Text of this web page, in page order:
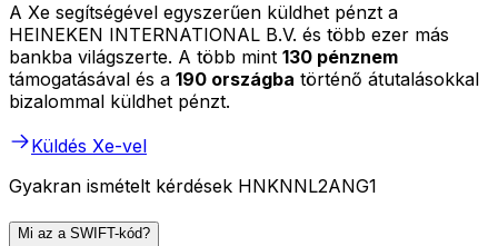
A Xe segítségével egyszerűen küldhet pénzt a
HEINEKEN INTERNATIONAL B.V. és több ezer más
bankba világszerte. A több mint 130 pénznem
támogatásával és a 190 országba történő átutalásokkal
bizalommal küldhet pénzt.
Küldés Xe-vel
Gyakran ismételt kérdések HNKNNL2ANG1
Mi az a SWIFT-kód?